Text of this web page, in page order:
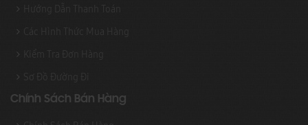
Chính Sách Bán Hàng